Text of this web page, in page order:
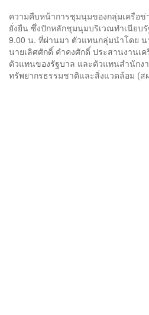
ความคืบหน้าการชุมนุมของกลุ่มเครือ
ยั่งยืน ซึ่งปักหลักชุมนุมบริเวณทำเนียบ
9.00 น. ที่ผ่านมา ตัวแทนกลุ่มนำโดย
นายเลิศศักดิ์ คำคงศักดิ์ ประสานงานเ
ตัวแทนของรัฐบาล และตัวแทนสำนักง
ทรัพยากรธรรมชาติและสิ่งแวดล้อม (ส